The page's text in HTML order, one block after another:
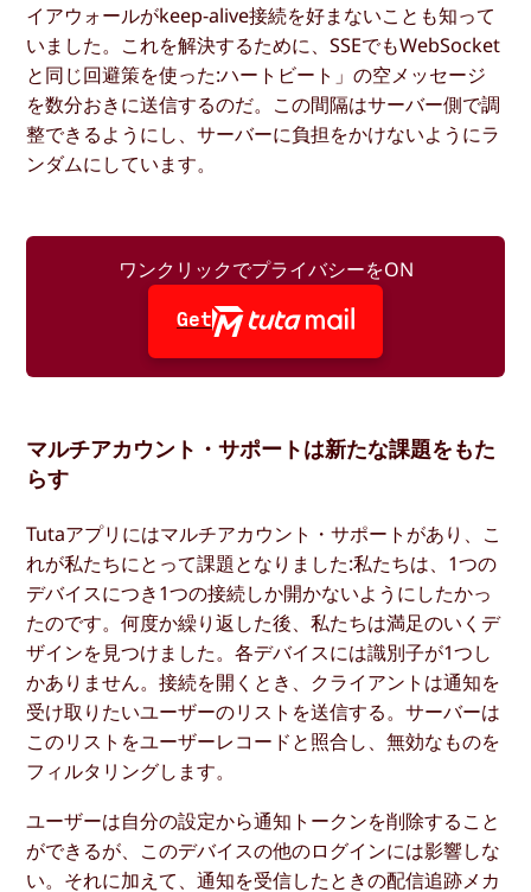
イアウォールがkeep-alive接続を好まないことも知って
いました。これを解決するために、SSEでもWebSocket
と同じ回避策を使った:ハートビート」の空メッセージ
を数分おきに送信するのだ。この間隔はサーバー側で調
整できるようにし、サーバーに負担をかけないようにラ
ンダムにしています。
ワンクリックでプライバシーをON
Get
マルチアカウント・サポートは新たな課題をもた
らす
Tutaアプリにはマルチアカウント・サポートがあり、こ
れが私たちにとって課題となりました:私たちは、1つの
デバイスにつき1つの接続しか開かないようにしたかっ
たのです。何度か繰り返した後、私たちは満足のいくデ
ザインを見つけました。各デバイスには識別子が1つし
かありません。接続を開くとき、クライアントは通知を
受け取りたいユーザーのリストを送信する。サーバーは
このリストをユーザーレコードと照合し、無効なものを
フィルタリングします。
ユーザーは自分の設定から通知トークンを削除すること
ができるが、このデバイスの他のログインには影響しな
い。それに加えて、通知を受信したときの配信追跡メカ